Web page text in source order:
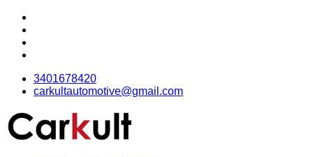
3401678420
carkultautomotive@gmail.com